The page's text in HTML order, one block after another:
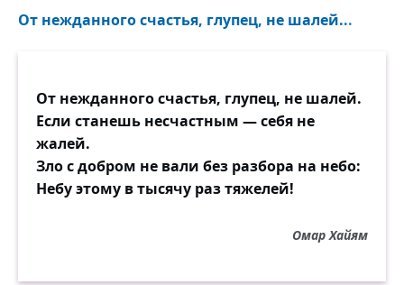
От нежданного счастья, глупец, не шалей...
От нежданного счастья, глупец, не шалей.
Если станешь несчастным — себя не
жалей.
Зло с добром не вали без разбора на небо:
Небу этому в тысячу раз тяжелей!
Омар Хайям